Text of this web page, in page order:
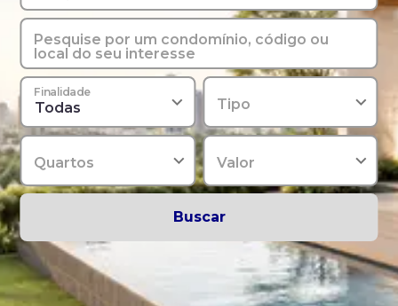
Pesquise por um condomínio, código ou
local do seu interesse
Finalidade
Todas Tipo
Quartos Valor
Buscar